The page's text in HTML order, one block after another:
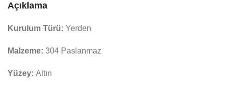
Açıklama
Kurulum Türü: Yerden
Malzeme: 304 Paslanmaz
Yüzey: Altın